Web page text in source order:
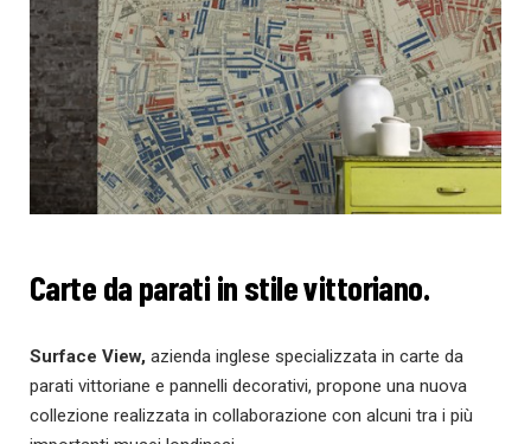
Carte da parati in stile vittoriano.
Surface View, azienda inglese specializzata in carte da
parati vittoriane e pannelli decorativi, propone una nuova
collezione realizzata in collaborazione con alcuni tra i più